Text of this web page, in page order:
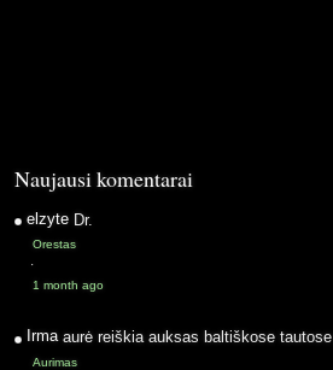
Naujausi komentarai
elzyte Dr.
Orestas
·
1 month ago
Irma aurė reiškia auksas baltiškose tautose
Aurimas